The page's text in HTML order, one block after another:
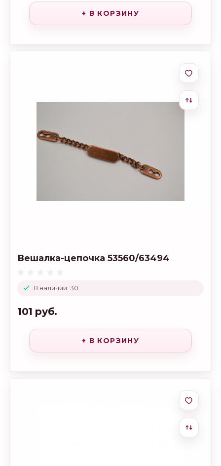
+ В КОРЗИНУ
В наличии: 30
Вешалка-цепочка 53560/63494
101 руб.
+ В КОРЗИНУ